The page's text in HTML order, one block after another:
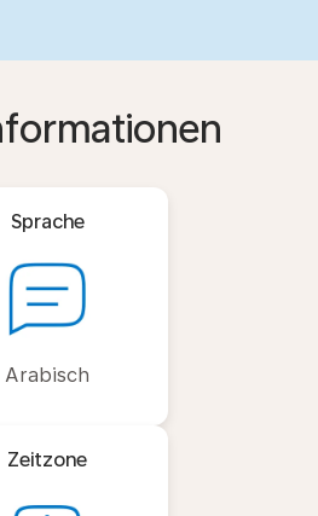
Sprache
Arabisch
Zeitzone